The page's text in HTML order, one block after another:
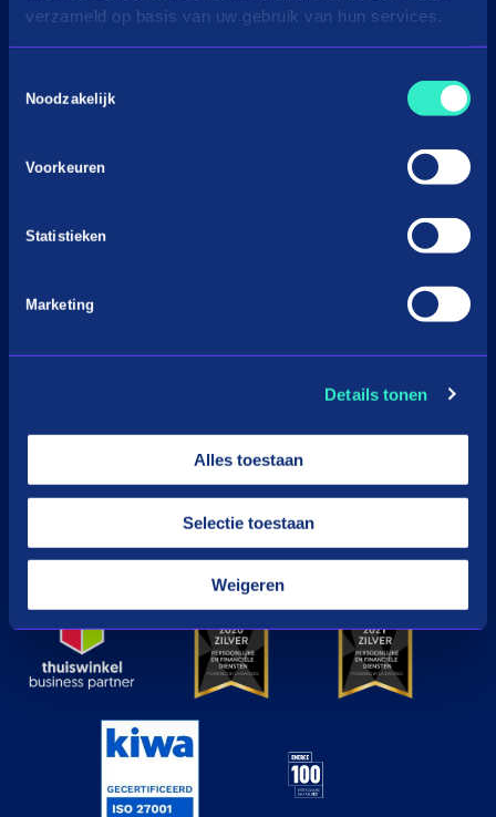
verzameld op basis van uw gebruik van hun services.
Noodzakelijk
Voorkeuren
Statistieken
Marketing
Details tonen
Alles toestaan
Selectie toestaan
Weigeren
Nieuws & Media
Voorwaarden
Privacyverklaringen
Cookiebeleid
Google Play Apple
© in3 - 2026 All rights reserverd